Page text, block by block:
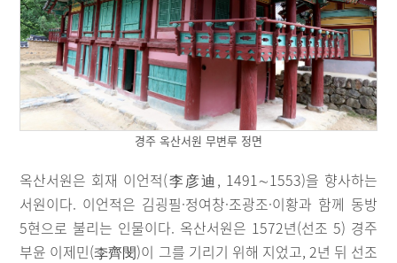
경주 옥산서원 무변루 정면
옥산서원은 회재 이언적(李彦迪, 1491∼1553)을 향사하는
서원이다. 이언적은 김굉필·정여창·조광조·이황과 함께 동방
5현으로 불리는 인물이다. 옥산서원은 1572년(선조 5) 경주
부윤 이제민(李齊閔)이 그를 기리기 위해 지었고, 2년 뒤 선조